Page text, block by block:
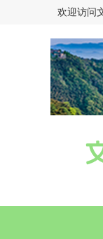
欢迎访问